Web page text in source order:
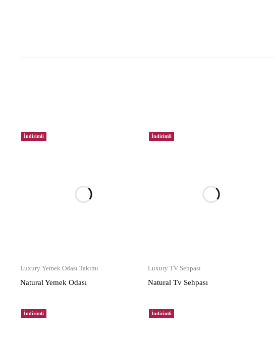
İndirimli
Luxury Yemek Odası Takımı
Natural Yemek Odası
İndirimli
Luxury TV Sehpası
Natural Tv Sehpası
İndirimli İndirimli